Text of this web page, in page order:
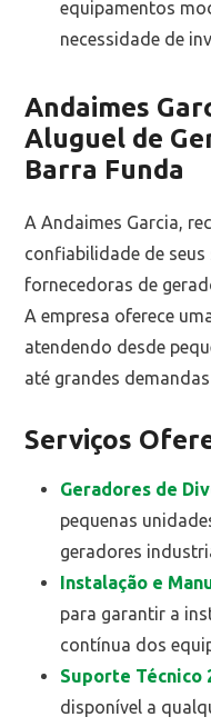
equipamentos
necessidade de
Andaimes
Aluguel de
Barra Funda
A Andaimes Garcia,
confiabilidade de seus
fornecedoras de
A empresa oferece
atendendo desde
até grandes
Serviços
Geradores de
pequenas
geradores
Instalação e
para garantir a
contínua dos
Suporte Técnico
disponível a